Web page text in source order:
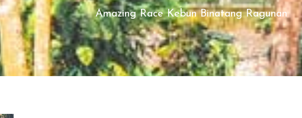
Amazing Race Kebun Binatang Ragunan